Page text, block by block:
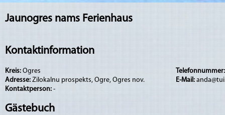
Jaunogres nams Ferienhaus
Kontaktinformation
Kreis: Ogres
Adresse: Zilokalnu prospekts, Ogre, Ogres nov.
Kontaktperson: -
E-Mail:
Gästebuch